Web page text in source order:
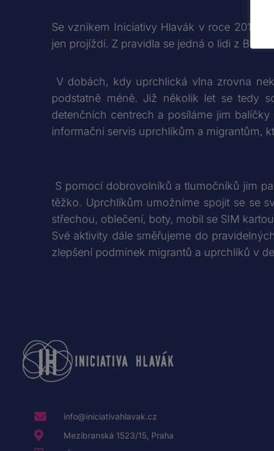
Se vznikem Iniciativy Hlavák v roce 2015
jen projíždí. Z pravidla se jedná o lidi z
V dobách, kdy uprchlická vlna zrovna
podstatně méně. Již několik let se tedy
detenčních centrech a posíláme jim
informační servis uprchlíkům a migrantům,
S pomocí dobrovolníků a tlumočníků jim
těžko. Uprchlíkům umožníme spojit se se
střechou, oblečení, boty, mobil se SIM
Své aktivity dále směřujeme do
zlepšení podmínek migrantů a uprchlíků v
info@iniciativahlavak.cz
Mezibranská 1523/15, Praha